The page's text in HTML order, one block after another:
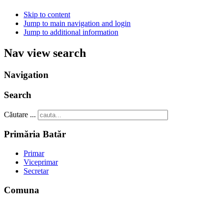
Skip to content
Jump to main navigation and login
Jump to additional information
Nav view search
Navigation
Search
Căutare ...
Primăria Batăr
Primar
Viceprimar
Secretar
Comuna